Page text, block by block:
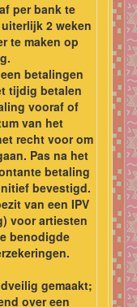
per bank te
2 weken
te maken op
betalingen
tijdig betalen
vooraf of
van het
recht voor om
Pas na het
betaling
bevestigd.
van een IPV
voor artiesten
benodigde
gemaakt;
over een